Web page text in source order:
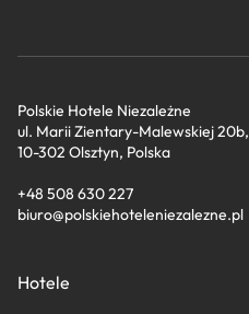
Polskie Hotele Niezależne
ul. Marii Zientary-Malewskiej 20b,
10-302 Olsztyn, Polska
+48 508 630 227
biuro@polskiehoteleniezalezne.pl
Hotele